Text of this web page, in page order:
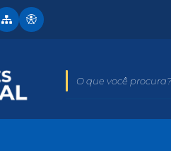
O que você procura?